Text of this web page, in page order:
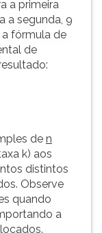
a primeira
a segunda, 9
a fórmula de
de
de n
k) aos
distintos
Observe
quando
a